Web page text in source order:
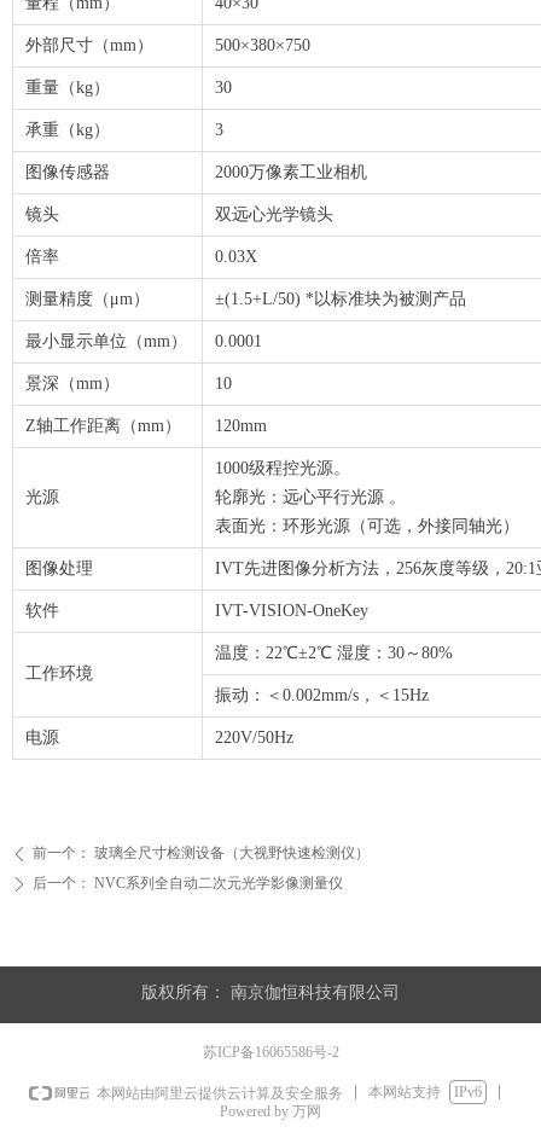
ꄴ 前一个： 玻璃全尺寸检测设备（大视野快速检测仪）
ꄲ 后一个： NVC系列全自动二次元光学影像测量仪
外部尺寸（mm） 500×380×750
重量（kg） 30
承重（kg） 3
图像传感器 2000万像素工业相机
镜头 双远心光学镜头
倍率 0.03X
测量精度（μm） ±(1.5+L/50) *以标准块为被测产品
最小显示单位（mm） 0.0001
景深（mm） 10
Z轴工作距离（mm） 120mm
光源
1000级程控光源。
轮廓光：远心平行光源 。
表面光：环形光源（可选，外接同轴光）
图像处理 IVT先进图像分析方法，256灰度等级，
软件 IVT-VISION-OneKey
工作环境
温度：22℃±2℃ 湿度：30～80%
振动：＜0.002mm/s，＜15Hz
电源 220V/50Hz
版权所有： 南京伽恒科技有限公司
苏ICP备16065586号-2
本网站由阿里云提供云计算及安全服务 本网站支持
IPv6
Powered by 万网